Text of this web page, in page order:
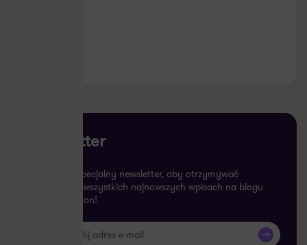
Newsletter
Subskrybuj specjalny newsletter, aby otrzymywać
informacje o wszystkich najnowszych wpisach na blogu
Grant Thornton!
>>